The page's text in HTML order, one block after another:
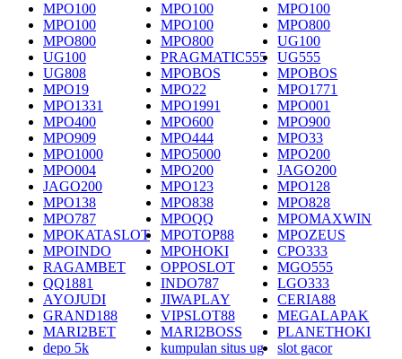
MPO100 MPO100
MPO100
MPO100
MPO100
MPO800
MPO800
MPO800
UG100
UG100
PRAGMATIC555
UG555
UG808
MPOBOS
MPOBOS
MPO19
MPO22
MPO1771
MPO1331
MPO1991
MPO001
MPO400
MPO600
MPO900
MPO909
MPO444
MPO33
MPO1000
MPO5000
MPO200
MPO004
MPO200
JAGO200
JAGO200
MPO123
MPO128
MPO138
MPO838
MPO828
MPO787
MPOQQ
MPOMAXWIN
MPOKATASLOT
MPOTOP88
MPOZEUS
MPOINDO
MPOHOKI
CPO333
RAGAMBET
OPPOSLOT
MGO555
QQ1881
INDO787
LGO333
AYOJUDI
JIWAPLAY
CERIA88
GRAND188
VIPSLOT88
MEGALAPAK
MARI2BET
MARI2BOSS
PLANETHOKI
depo 5k
kumpulan situs ug
slot gacor